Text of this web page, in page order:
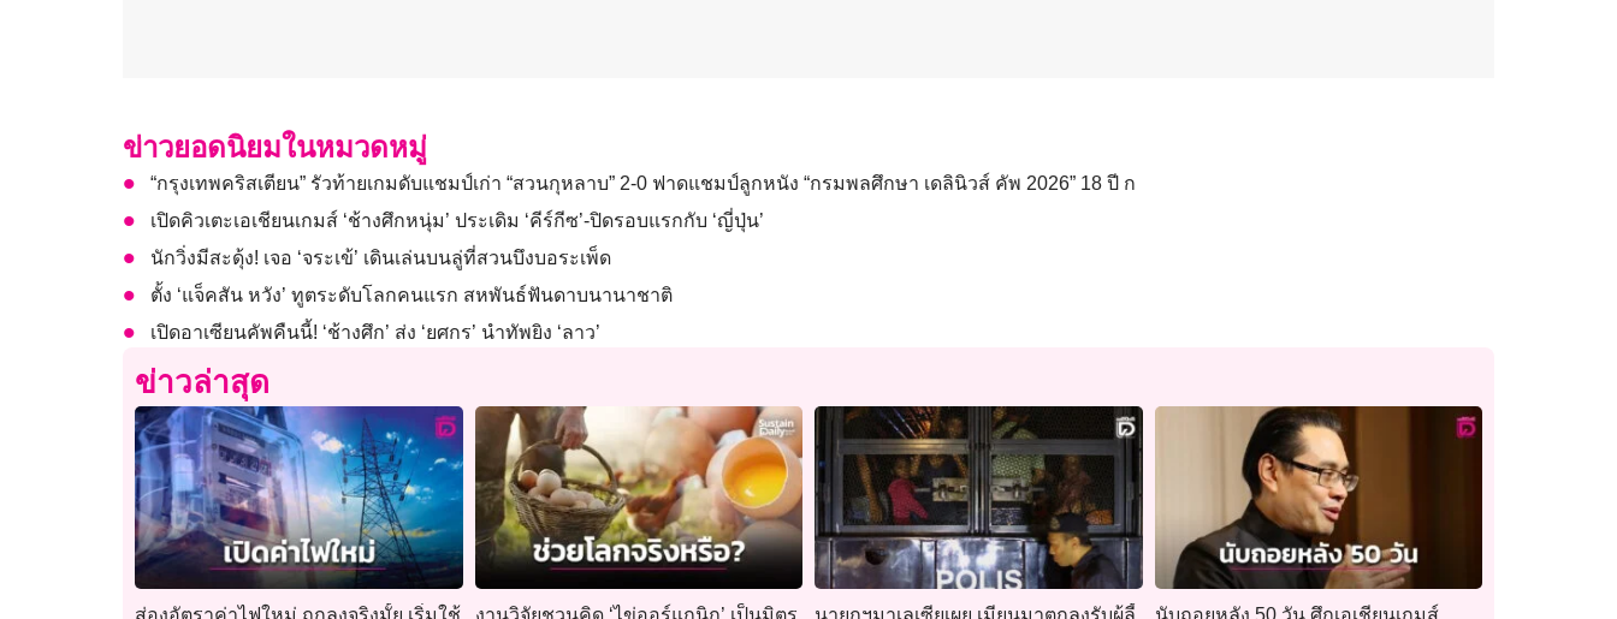
ข่าวยอดนิยมในหมวดหมู่
“กรุงเทพคริสเตียน” รัวท้ายเกมดับแชมป์เก่า “สวนกุหลาบ” 2-0 ฟาดแชมป์ลูกหนัง “กรมพลศึกษา เดลินิวส์ คัพ 2026” 18 ปี ก
เปิดคิวเตะเอเชียนเกมส์ ‘ช้างศึกหนุ่ม’ ประเดิม ‘คีร์กีซ’-ปิดรอบแรกกับ ‘ญี่ปุ่น’
นักวิ่งมีสะดุ้ง! เจอ ‘จระเข้’ เดินเล่นบนลู่ที่สวนบึงบอระเพ็ด
ตั้ง ‘แจ็คสัน หวัง’ ทูตระดับโลกคนแรก สหพันธ์ฟันดาบนานาชาติ
เปิดอาเซียนคัพคืนนี้! ‘ช้างศึก’ ส่ง ‘ยศกร’ นำทัพยิง ‘ลาว’
ข่าวล่าสุด